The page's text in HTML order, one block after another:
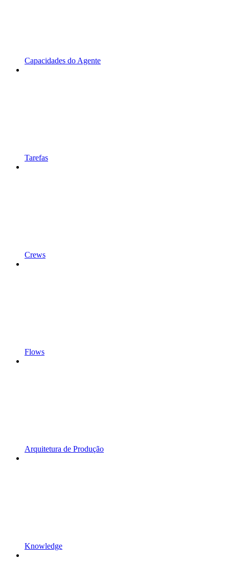
Capacidades do Agente
Tarefas
Crews
Flows
Arquitetura de Produção
Knowledge